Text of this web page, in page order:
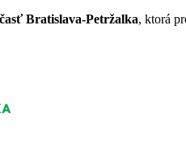
Bratislava-Petržalka, ktorá